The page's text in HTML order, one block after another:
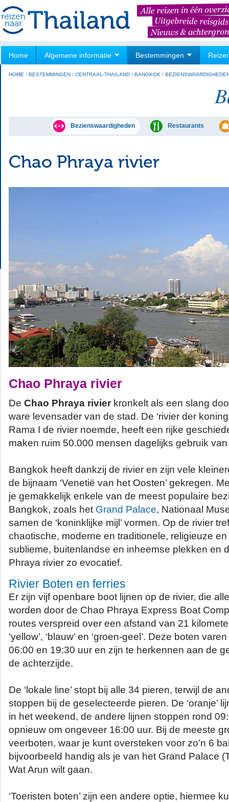
Home Algemene informatie Bestemmingen
HOME / BESTEMMINGEN / CENTRAAL-THAILAND / BANGKOK /
Bezienswaardigheden Restaurants
Chao Phraya rivier
Chao Phraya rivier
De Chao Phraya rivierkronkelt als een slang
ware levensader van de stad. De ‘rivier der
Rama I de rivier noemde, heeft een rijke
maken ruim 50.000 mensen dagelijks gebruik
Bangkok heeft dankzij de rivier en zijn vele
de bijnaam ‘Venetië van het Oosten’ gekregen.
je gemakkelijk enkele van de meest populaire
Bangkok, zoals het Grand Palace, Nationaal
samen de ‘koninklijke mijl’ vormen. Op de rivier
chaotische, moderne en traditionele, religieuze
sublieme, buitenlandse en inheemse plekken en
Phraya rivier zo evocatief.
Rivier Boten en ferries
Er zijn vijf openbare boot lijnen op de rivier, die
worden door de Chao Phraya Express Boat
routes verspreid over een afstand van 21 kilometer:
‘yellow’, ‘blauw’ en ‘groen-geel’. Deze boten
06:00 en 19:30 uur en zijn te herkennen aan de
de achterzijde.
De ‘lokale line’ stopt bij alle 34 pieren, terwijl de
stoppen bij de geselecteerde pieren. De ‘oranje’
in het weekend, de andere lijnen stoppen rond
opnieuw om ongeveer 16:00 uur. Bij de meeste
veerboten, waar je kunt oversteken voor zo’n 6
bijvoorbeeld handig als je van het Grand Palace
Wat Arun wilt gaan.
‘Toeristen boten’ zijn een andere optie, hiermee